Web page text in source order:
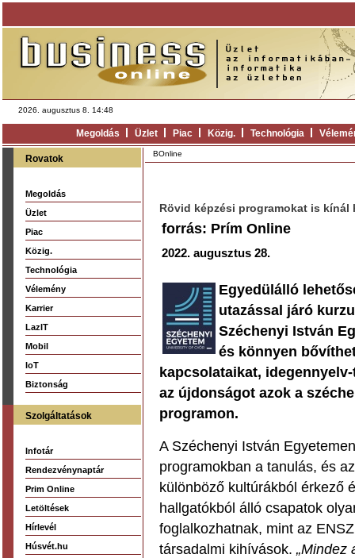
2026. augusztus 8. 14:48
Megoldás Üzlet Piac Közig. Technológia
Rovatok
Megoldás
Üzlet
Piac
Közig.
Technológia
Vélemény
Karrier
LazIT
Mobil
IoT
Biztonság
Szolgáltatások
Infotár
Rendezvénynaptár
Prim Online
Letöltések
Hírlevél
Húsvét.hu
BOnline
Rövid képzési programokat is
forrás: Prím Online
2022. augusztus 28.
Egyedülálló
utazással járó
Széchenyi István
és könnyen
kapcsolataikat,
az újdonságot azok a
programon.
A Széchenyi István
programokban a tanulás, és
különböző kultúrákból érkező
hallgatókból álló csapatok
foglalkozhatnak, mint az
társadalmi kihívások. „Mindez